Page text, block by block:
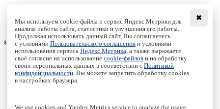
Access to the full text on the Springer website
© Institute of Computer Science Izhevsk, 2005 - 2026
About Journal
Editorial Board
Author Information
Publishing Ethics
Authors
✖
Мы используем cookie-файлы и сервис Яндекс.Метрики для
анализа работы сайта, статистики и улучшения его работы.
Продолжая использовать данный сайт, Вы соглашаетесь
с условиями Пользовательского соглашения и условиями
использования сервиса Яндекс.Метрика , а также выражаете
своё согласие на использование cookie-файлов и на обработку
своих персональных данных в соответствии с Политикой
конфиденциальности . Вы можете запретить обработку cookies
в настройках браузера.